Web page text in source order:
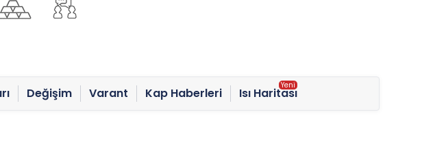
Değişim Varant Kap Haberleri Isı Haritası